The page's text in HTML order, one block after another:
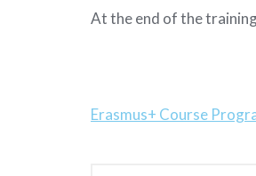
At the end of the
Erasmus+ Course